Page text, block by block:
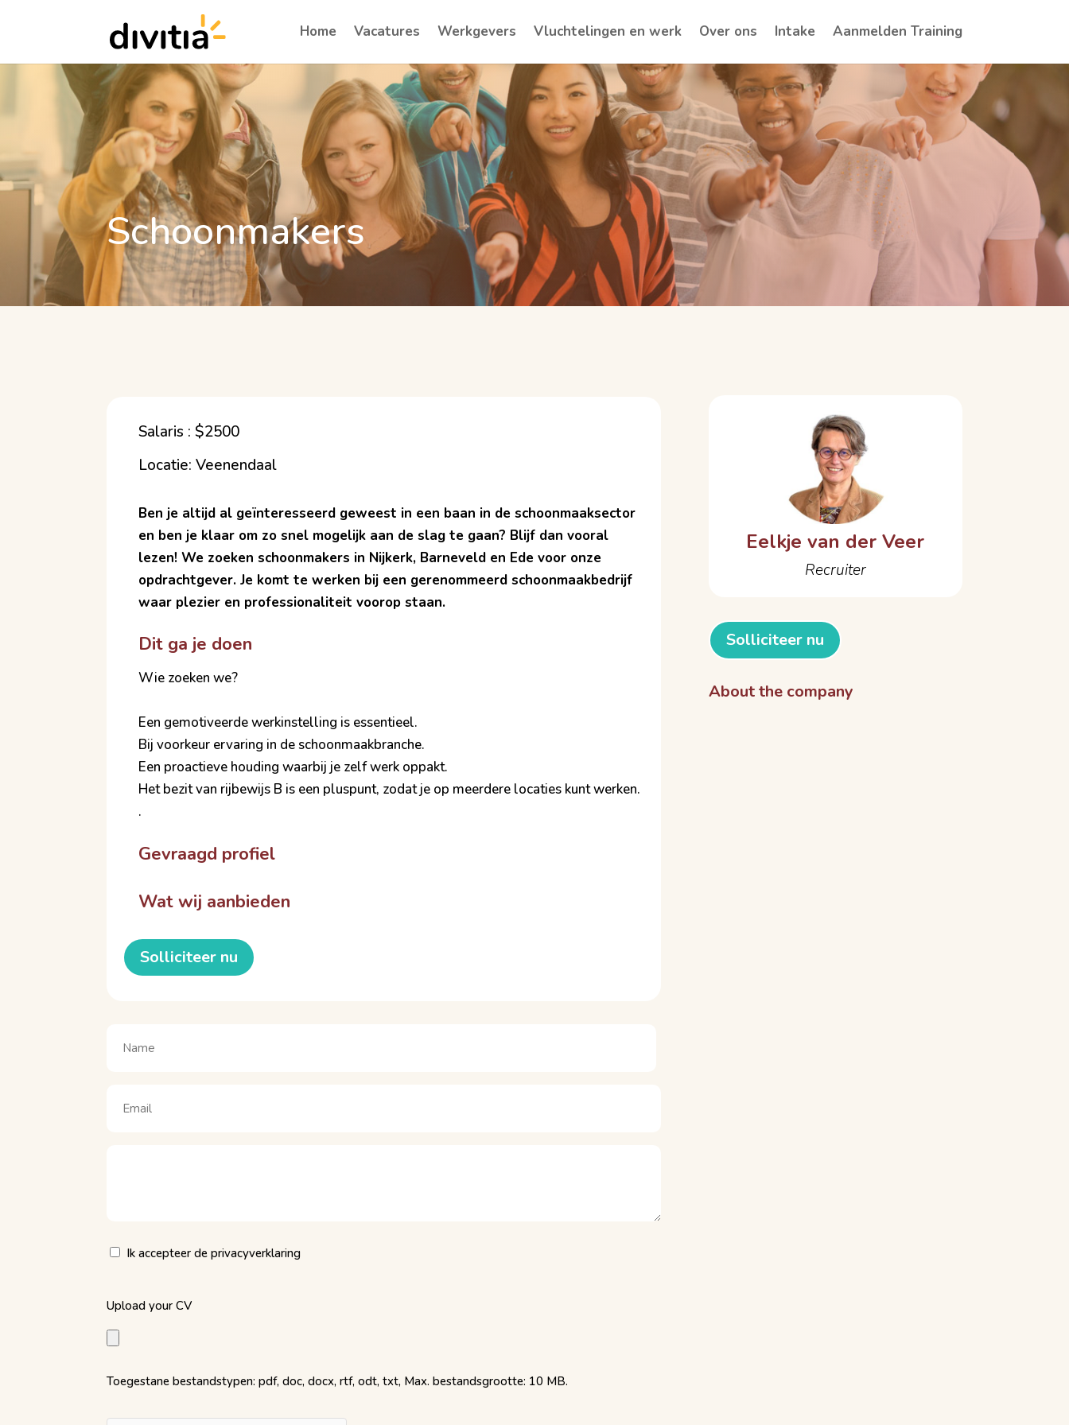
Home Vacatures Werkgevers Vluchtelingen en werk Over ons Intake Aanmelden Training
Schoonmakers
Salaris : $2500
Locatie: Veenendaal
Ben je altijd al geïnteresseerd geweest in een baan in de schoonmaaksector
en ben je klaar om zo snel mogelijk aan de slag te gaan? Blijf dan vooral
lezen! We zoeken schoonmakers in Nijkerk, Barneveld en Ede voor onze
opdrachtgever. Je komt te werken bij een gerenommeerd schoonmaakbedrijf
waar plezier en professionaliteit voorop staan.
Dit ga je doen
Wie zoeken we?
Een gemotiveerde werkinstelling is essentieel.
Bij voorkeur ervaring in de schoonmaakbranche.
Een proactieve houding waarbij je zelf werk oppakt.
Het bezit van rijbewijs B is een pluspunt, zodat je op meerdere locaties kunt werken.
.
Gevraagd profiel
Wat wij aanbieden
Solliciteer nu
Privacy
Ik accepteer de privacyverklaring
your
CV
Upload your CV
Toegestane bestandstypen: pdf, doc, docx, rtf, odt, txt, Max. bestandsgrootte: 10 MB.
Eelkje van der Veer
Recruiter
Solliciteer nu
About the company